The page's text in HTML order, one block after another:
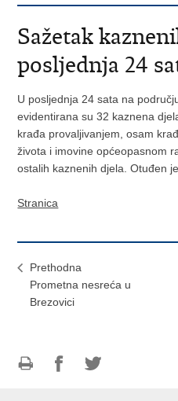
Sažetak
posljednja 24
U posljednja 24 sata na
evidentirana su 32 kaznena
krađa provaljivanjem, osam
života i imovine općeopasnom
ostalih kaznenih djela. Otuđen
Stranica
Prethodna
Prometna nesreća u
Brezovici